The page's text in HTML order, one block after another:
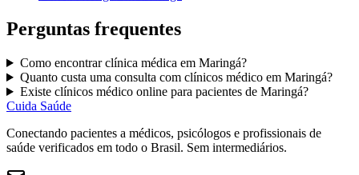
Perguntas frequentes
Como encontrarclínica médica em Maringá?
Quanto custa uma consulta com clínicos médicoem Maringá?
Existe clínicos médicoonline para pacientes de Maringá?
Cuida Saúde
Conectando pacientes a médicos, psicólogos e profissionais de
saúde verificados em todo o Brasil. Sem intermediários.